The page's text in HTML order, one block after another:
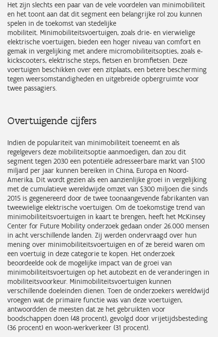
Het zijn slechts een paar van de vele voordelen van minimobiliteit
en het toont aan dat dit segment een belangrijke rol zou kunnen
spelen in de toekomst van stedelijke
mobiliteit. Minimobiliteitsvoertuigen, zoals drie- en vierwielige
elektrische voertuigen, bieden een hoger niveau van comfort en
gemak in vergelijking met andere micromobiliteitsopties, zoals e-
kickscooters, elektrische steps, fietsen en bromfietsen. Deze
voertuigen beschikken over een zitplaats, een betere bescherming
tegen weersomstandigheden en uitgebreide opbergruimte voor
twee passagiers.
Overtuigende cijfers
Indien de populariteit van minimobiliteit toeneemt en als
regelgevers deze mobiliteitsoptie aanmoedigen, dan zou dit
segment tegen 2030 een potentiële adresseerbare markt van $100
miljard per jaar kunnen bereiken in China, Europa en Noord-
Amerika. Dit wordt gezien als een aanzienlijke groei in vergelijking
met de cumulatieve wereldwijde omzet van $300 miljoen die sinds
2015 is gegenereerd door de twee toonaangevende fabrikanten van
tweewielige elektrische voertuigen. Om de toekomstige trend van
minimobiliteitsvoertuigen in kaart te brengen, heeft het McKinsey
Center for Future Mobility onderzoek gedaan onder 26.000 mensen
in acht verschillende landen. Zij werden ondervraagd over hun
mening over minimobiliteitsvoertuigen en of ze bereid waren om
een voertuig in deze categorie te kopen. Het onderzoek
beoordeelde ook de mogelijke impact van de groei van
minimobiliteitsvoertuigen op het autobezit en de veranderingen in
mobiliteitsvoorkeur. Minimobiliteitsvoertuigen kunnen
verschillende doeleinden dienen. Toen de onderzoekers wereldwijd
vroegen wat de primaire functie was van deze voertuigen,
antwoordden de meesten dat ze het gebruikten voor
boodschappen doen (48 procent), gevolgd door vrijetijdsbesteding
(36 procent) en woon-werkverkeer (31 procent).